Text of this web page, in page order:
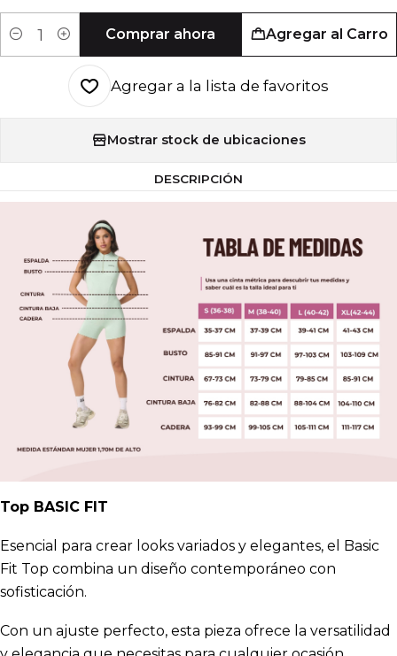
Cantidad
Agregar al Carro
Comprar ahora
Agregar a la lista de favoritos
Mostrar stock de ubicaciones
DESCRIPCIÓN
Top BASIC FIT
Esencial para crear looks variados y elegantes, el Basic
Fit Top combina un diseño contemporáneo con
sofisticación.
Con un ajuste perfecto, esta pieza ofrece la versatilidad